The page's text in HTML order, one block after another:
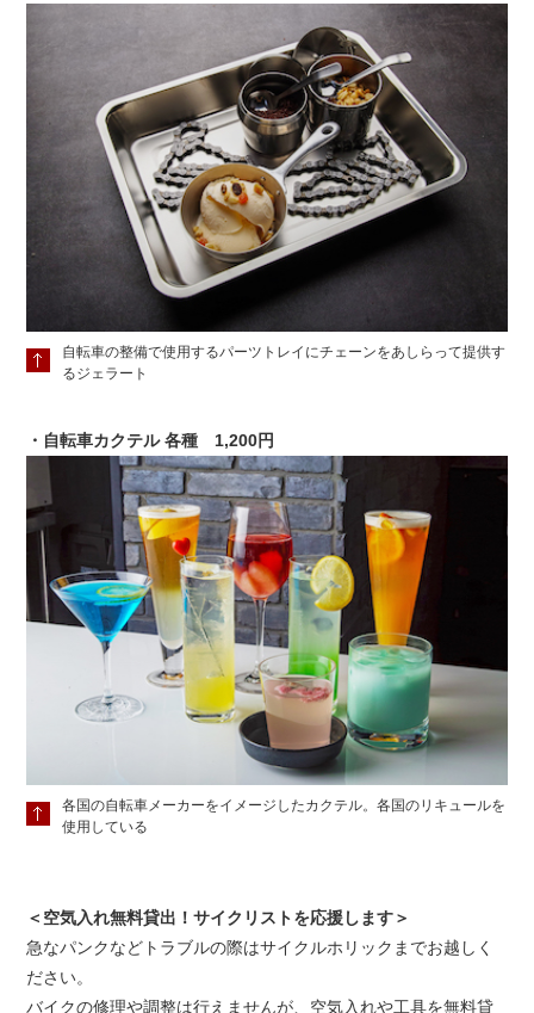
自転車の整備で使用するパーツトレイにチェーンをあしらって提供す
るジェラート
・自転車カクテル 各種 1,200円
各国の自転車メーカーをイメージしたカクテル。各国のリキュールを
使用している
＜空気入れ無料貸出！サイクリストを応援します＞
急なパンクなどトラブルの際はサイクルホリックまでお越しく
ださい。
バイクの修理や調整は行えませんが、空気入れや工具を無料貸